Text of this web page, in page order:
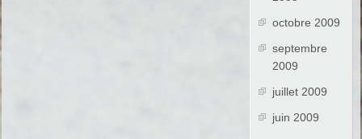
octobre 2009
septembre
2009
juillet 2009
juin 2009